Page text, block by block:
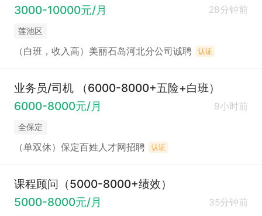
3000-10000元/月
28分钟前
莲池区
（白班，收入高）美丽石岛河北分公司诚聘 认证
业务员/司机 （6000-8000+五险+白班）
6000-8000元/月
9小时前
全保定
（单双休）保定百姓人才网招聘 认证
课程顾问（5000-8000+绩效）
5000-8000元/月
35分钟前